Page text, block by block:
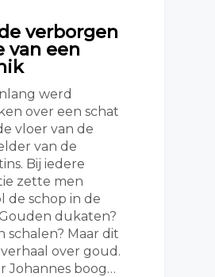
verborgen
van een
werd
over een schat
vloer van de
van de
Bij iedere
zette men
de schop in de
dukaten?
schalen? Maar dit
over goud.
Johannes boog…